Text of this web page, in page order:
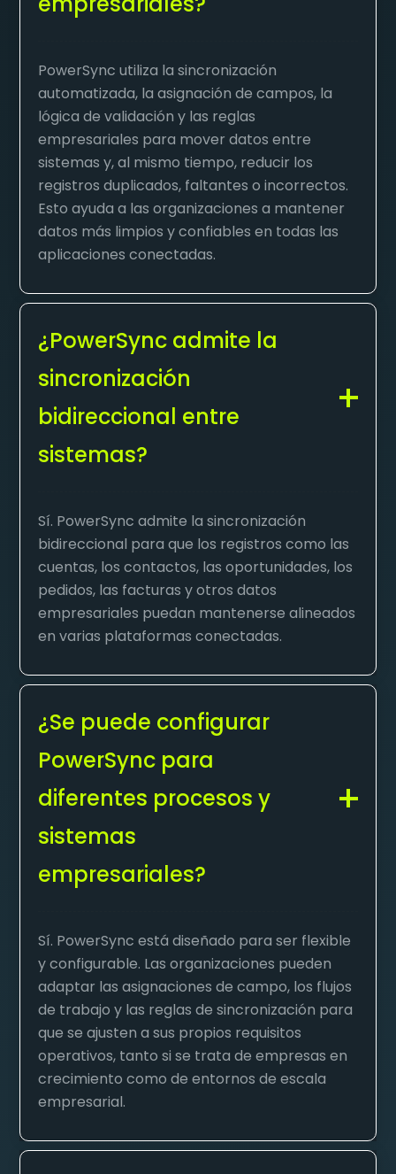
PowerSync utiliza la sincronización
automatizada, la asignación de campos, la
lógica de validación y las reglas
empresariales para mover datos entre
sistemas y, al mismo tiempo, reducir los
registros duplicados, faltantes o incorrectos.
Esto ayuda a las organizaciones a mantener
datos más limpios y confiables en todas las
aplicaciones conectadas.
¿PowerSync admite la
sincronización
bidireccional entre
sistemas?
Sí. PowerSync admite la sincronización
bidireccional para que los registros como las
cuentas, los contactos, las oportunidades, los
pedidos, las facturas y otros datos
empresariales puedan mantenerse alineados
en varias plataformas conectadas.
¿Se puede configurar
PowerSync para
diferentes procesos y
sistemas
empresariales?
Sí. PowerSync está diseñado para ser flexible
y configurable. Las organizaciones pueden
adaptar las asignaciones de campo, los flujos
de trabajo y las reglas de sincronización para
que se ajusten a sus propios requisitos
operativos, tanto si se trata de empresas en
crecimiento como de entornos de escala
empresarial.